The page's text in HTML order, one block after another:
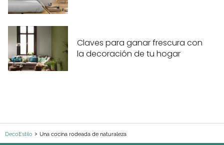
Claves para ganar frescura con
la decoración de tu hogar
DecoEstilo Una cocina rodeada de naturaleza